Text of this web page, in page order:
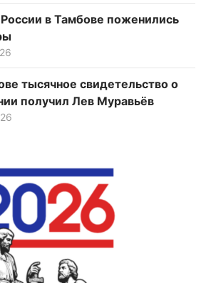
в Тамбове поженились
тысячное свидетельство о
получил Лев Муравьёв